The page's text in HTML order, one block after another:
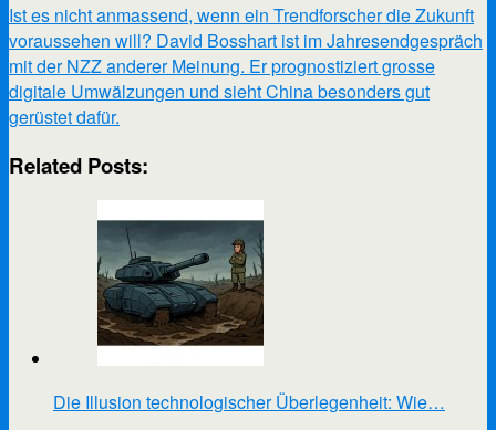
Ist es nicht anmassend, wenn ein Trendforscher die Zukunft
voraussehen will? David Bosshart ist im Jahresendgespräch
mit der NZZ anderer Meinung. Er prognostiziert grosse
digitale Umwälzungen und sieht China besonders gut
gerüstet dafür.
Related Posts:
Die Illusion technologischer Überlegenheit: Wie…